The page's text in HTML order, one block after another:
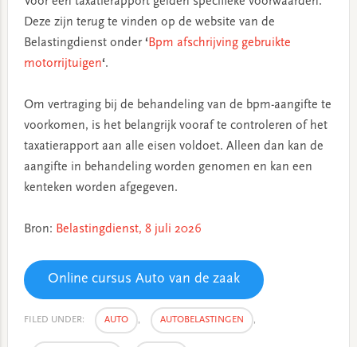
Deze zijn terug te vinden op de website van de
Belastingdienst onder‘Bpm afschrijving gebruikte
motorrijtuigen‘.
Om vertraging bij de behandeling van de bpm-aangifte te
voorkomen, is het belangrijk vooraf te controleren of het
taxatierapport aan alle eisen voldoet. Alleen dan kan de
aangifte in behandeling worden genomen en kan een
kenteken worden afgegeven.
Bron: Belastingdienst, 8 juli 2026
Online cursus Auto van de zaak
FILED UNDER: AUTO , AUTOBELASTINGEN ,